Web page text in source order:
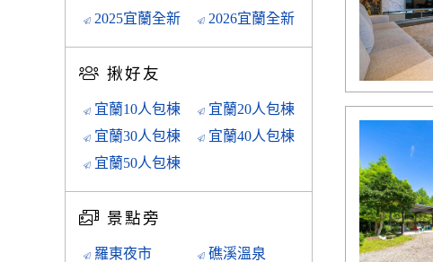
2025宜蘭全新
2026宜蘭全新
揪好友
宜蘭10人包棟
宜蘭20人包棟
宜蘭30人包棟
宜蘭40人包棟
宜蘭50人包棟
景點旁
羅東夜市
礁溪溫泉